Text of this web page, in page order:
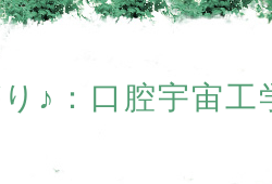
♪：口腔宇宙工